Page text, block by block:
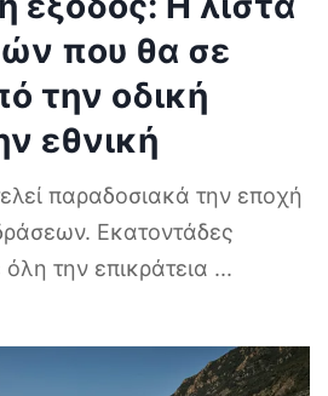
που θα σε
την οδική
εθνική
παραδοσιακά την εποχή
Εκατοντάδες
την επικράτεια ...